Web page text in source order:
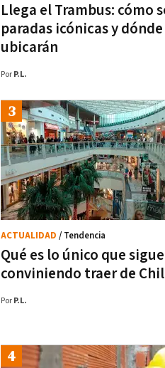
Llega el Trambus: cómo
paradas icónicas y dónde
ubicarán
Por P.L.
Qué es lo único que sigue
conviniendo traer de
ACTUALIDAD / Tendencia
Por P.L.